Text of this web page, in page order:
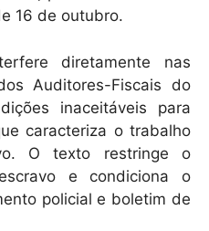
16 de outubro.
diretamente nas
Auditores-Fiscais do
inaceitáveis para
caracteriza o trabalho
O texto restringe o
e condiciona o
policial e boletim de